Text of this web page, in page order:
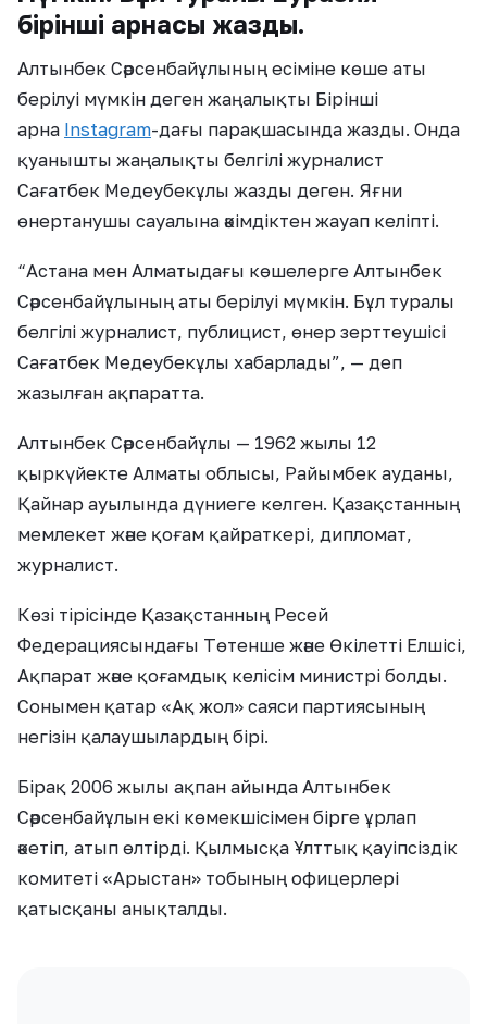
бірінші арнасы жазды.
Алтынбек Сәрсенбайұлының есіміне көше аты
берілуі мүмкін деген жаңалықты Бірінші
арна Іnstagram-дағы парақшасында жазды. Онда
қуанышты жаңалықты белгілі журналист
Сағатбек Медеубекұлы жазды деген. Яғни
өнертанушы сауалына әкімдіктен жауап келіпті.
“Астана мен Алматыдағы көшелерге Алтынбек
Сәрсенбайұлының аты берілуі мүмкін. Бұл туралы
белгілі журналист, публицист, өнер зерттеушісі
Сағатбек Медеубекұлы хабарлады”, — деп
жазылған ақпаратта.
Алтынбек Сәрсенбайұлы — 1962 жылы 12
қыркүйекте Алматы облысы, Райымбек ауданы,
Қайнар ауылында дүниеге келген. Қазақстанның
мемлекет және қоғам қайраткері, дипломат,
журналист.
Көзі тірісінде Қазақстанның Ресей
Федерациясындағы Төтенше және Өкілетті Елшісі,
Ақпарат және қоғамдық келісім министрі болды.
Сонымен қатар «Ақ жол» саяси партиясының
негізін қалаушылардың бірі.
Бірақ 2006 жылы ақпан айында Алтынбек
Сәрсенбайұлын екі көмекшісімен бірге ұрлап
әкетіп, атып өлтірді. Қылмысқа Ұлттық қауіпсіздік
комитеті «Арыстан» тобының офицерлері
қатысқаны анықталды.